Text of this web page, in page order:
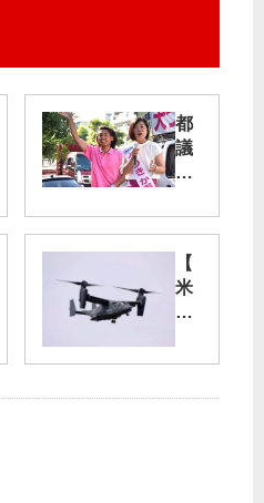
都
議
補
明
投
票
─
都
民
【
米
軍
ス